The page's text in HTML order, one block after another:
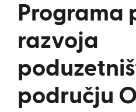
Programa
razvoja
području